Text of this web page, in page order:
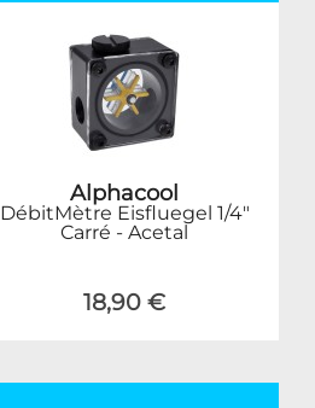
Alphacool
DébitMètre Eisfluegel 1/4"
Carré - Acetal
18,90 €